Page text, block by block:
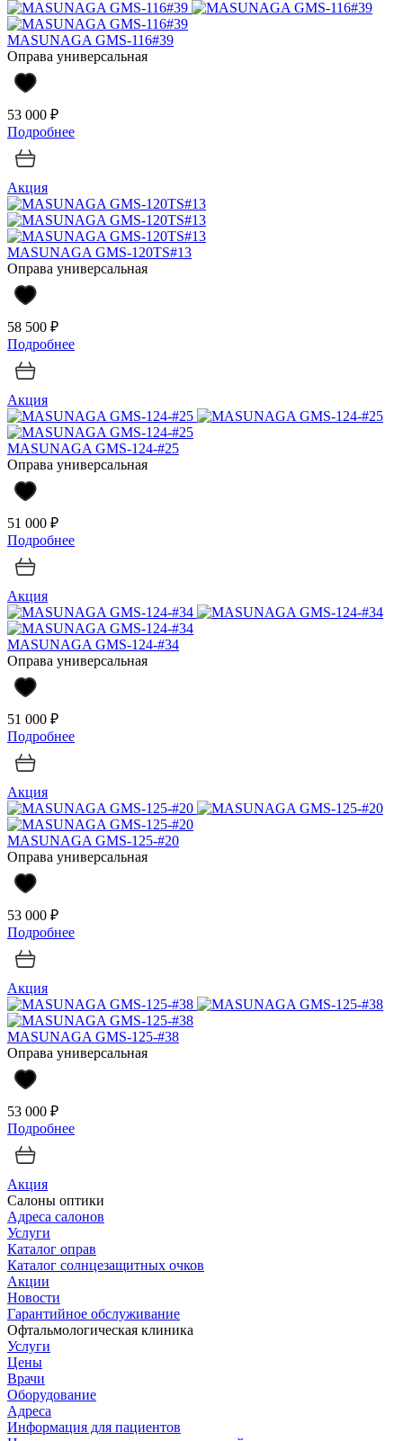
MASUNAGA GMS-116#39
Оправа универсальная
53 000 ₽
Подробнее
Акция
MASUNAGA GMS-120TS#13
Оправа универсальная
58 500 ₽
Подробнее
Акция
MASUNAGA GMS-124-#25
Оправа универсальная
51 000 ₽
Подробнее
Акция
MASUNAGA GMS-124-#34
Оправа универсальная
51 000 ₽
Подробнее
Акция
MASUNAGA GMS-125-#20
Оправа универсальная
53 000 ₽
Подробнее
Акция
MASUNAGA GMS-125-#38
Оправа универсальная
53 000 ₽
Подробнее
Акция
Салоны оптики
Адреса салонов
Услуги
Каталог оправ
Каталог солнцезащитных очков
Акции
Новости
Гарантийное обслуживание
Офтальмологическая клиника
Услуги
Цены
Врачи
Оборудование
Адреса
Информация для пациентов